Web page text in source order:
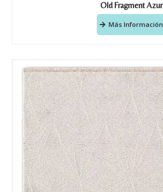
Old Fragment Azur
Más Información